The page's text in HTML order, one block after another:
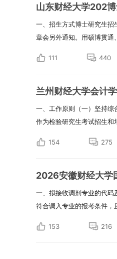
山东财经大学202
一、招生方式博士研究生
章会另外通知。用硕博贯
111 440
兰州财经大学会计
一、工作原则（一）坚持综
作为检验研究生考试招生
154 275
2026安徽财经大学
一、拟接收调剂专业的代
符合调入专业的报考条件
153 216